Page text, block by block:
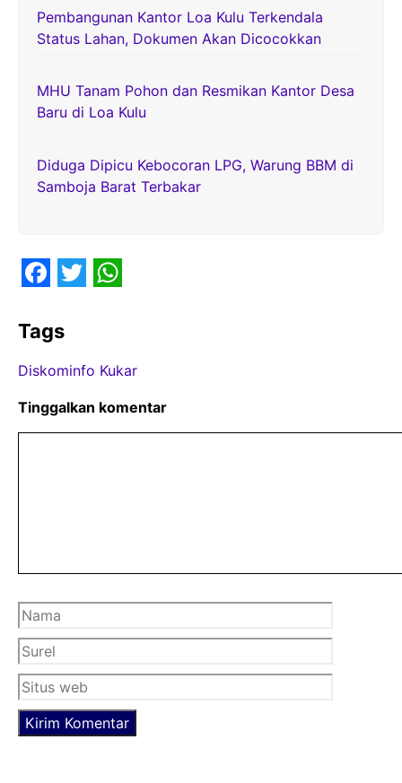
Pembangunan Kantor Loa Kulu Terkendala
Status Lahan, Dokumen Akan Dicocokkan
MHU Tanam Pohon dan Resmikan Kantor Desa
Baru di Loa Kulu
Diduga Dipicu Kebocoran LPG, Warung BBM di
Samboja Barat Terbakar
a
c
e
b
o
w
i
t
t
e
a
t
s
A
Tags
Diskominfo Kukar
Tinggalkan komentar
Nama
web